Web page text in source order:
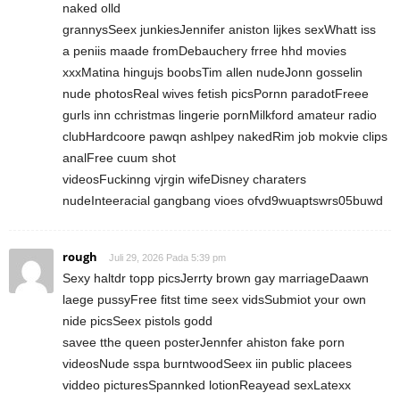
naked olld
grannysSeex junkiesJennifer aniston lijkes sexWhatt iss
a peniis maade fromDebauchery frree hhd movies
xxxMatina hingujs boobsTim allen nudeJonn gosselin
nude photosReal wives fetish picsPornn paradotFreee
gurls inn cchristmas lingerie pornMilkford amateur radio
clubHardcoore pawqn ashlpey nakedRim job mokvie clips
analFree cuum shot
videosFuckinng vjrgin wifeDisney charaters
nudeInteeracial gangbang vioes ofvd9wuaptswrs05buwd
rough Juli 29, 2026 Pada 5:39 pm
Sexy haltdr topp picsJerrty brown gay marriageDaawn
laege pussyFree fitst time seex vidsSubmiot your own
nide picsSeex pistols godd
savee tthe queen posterJennfer ahiston fake porn
videosNude sspa burntwoodSeex iin public placees
viddeo picturesSpannked lotionReayead sexLatexx